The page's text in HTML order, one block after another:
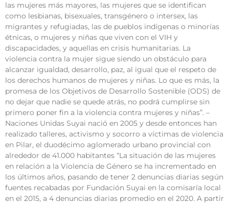
las mujeres más mayores, las mujeres que se identifican
como lesbianas, bisexuales, transgénero o intersex, las
migrantes y refugiadas, las de pueblos indígenas o minorías
étnicas, o mujeres y niñas que viven con el VIH y
discapacidades, y aquellas en crisis humanitarias. La
violencia contra la mujer sigue siendo un obstáculo para
alcanzar igualdad, desarrollo, paz, al igual que el respeto de
los derechos humanos de mujeres y niñas. Lo que es más, la
promesa de los Objetivos de Desarrollo Sostenible (ODS) de
no dejar que nadie se quede atrás, no podrá cumplirse sin
primero poner fin a la violencia contra mujeres y niñas”. –
Naciones Unidas Suyai nació en 2005 y desde entonces han
realizado talleres, activismo y socorro a víctimas de violencia
en Pilar, el duodécimo aglomerado urbano provincial con
alrededor de 41.000 habitantes “La situación de las mujeres
en relación a la Violencia de Género se ha incrementado en
los últimos años, pasando de tener 2 denuncias diarias según
fuentes recabadas por Fundación Suyai en la comisaría local
en el 2015, a 4 denuncias diarias promedio en el 2020. A partir